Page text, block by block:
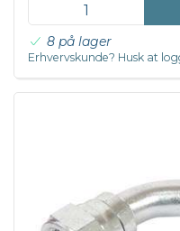
8 på lager
Erhvervskunde? Husk at